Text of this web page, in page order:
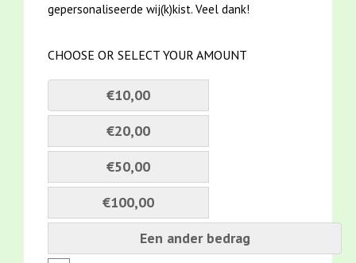
gepersonaliseerde wij(k)kist. Veel dank!
CHOOSE OR SELECT YOUR AMOUNT
€10,00
€20,00
€50,00
€100,00
Een ander bedrag